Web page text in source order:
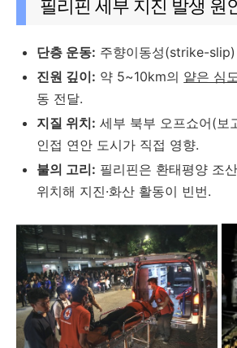
필리핀 세부 지진 발생 원
단층 운동: 주향이동성(strike-
진원 깊이: 약 5~10km의 얕은 심
동 전달.
지질 위치: 세부 북부 오프쇼어(보
인접 연안 도시가 직접 영향.
불의 고리: 필리핀은 환태평양 조
위치해 지진·화산 활동이 빈번.